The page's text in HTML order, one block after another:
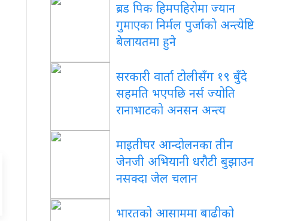
ब्रड पिक हिमपहिरोमा ज्यान
गुमाएका निर्मल पुर्जाको अन्त्येष्टि
बेलायतमा हुने
सरकारी वार्ता टोलीसँग १९ बुँदे
सहमति भएपछि नर्स ज्योति
रानाभाटको अनसन अन्त्य
माइतीघर आन्दोलनका तीन
जेनजी अभियानी धरौटी बुझाउन
नसक्दा जेल चलान
भारतको आसाममा बाढीको